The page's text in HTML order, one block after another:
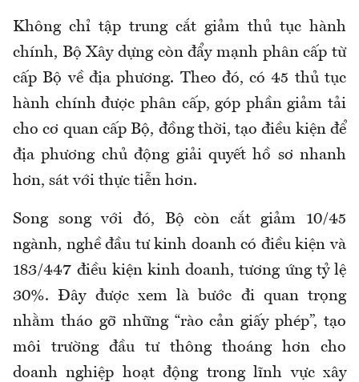
Không chỉ tập trung cắt giảm thủ tục hành
chính, Bộ Xây dựng còn đẩy mạnh phân cấp từ
cấp Bộ về địa phương. Theo đó, có 45 thủ tục
hành chính được phân cấp, góp phần giảm tải
cho cơ quan cấp Bộ, đồng thời, tạo điều kiện để
địa phương chủ động giải quyết hồ sơ nhanh
hơn, sát với thực tiễn hơn.
Song song với đó, Bộ còn cắt giảm 10/45
ngành, nghề đầu tư kinh doanh có điều kiện và
183/447 điều kiện kinh doanh, tương ứng tỷ lệ
30%. Đây được xem là bước đi quan trọng
nhằm tháo gỡ những “rào cản giấy phép”, tạo
môi trường đầu tư thông thoáng hơn cho
doanh nghiệp hoạt động trong lĩnh vực xây